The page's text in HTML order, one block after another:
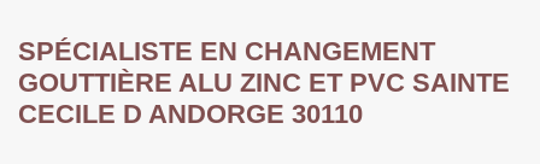
SPÉCIALISTE EN CHANGEMENT
GOUTTIÈRE ALU ZINC ET PVC SAINTE
CECILE D ANDORGE 30110